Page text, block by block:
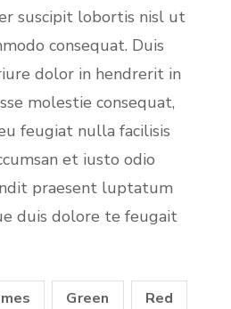
suscipit lobortis nisl ut
consequat. Duis
dolor in hendrerit in
molestie consequat,
feugiat nulla facilisis
et iusto odio
praesent luptatum
duis dolore te feugait
Green Red